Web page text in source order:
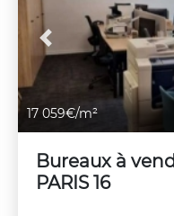
Previous
17 059€/m²
Bureaux à
PARIS 16